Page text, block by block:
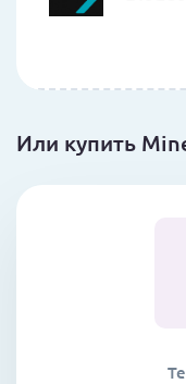
Или купить